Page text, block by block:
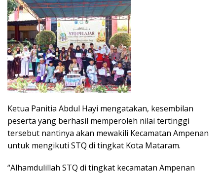
Ketua Panitia Abdul Hayi mengatakan, kesembilan
peserta yang berhasil memperoleh nilai tertinggi
tersebut nantinya akan mewakili Kecamatan Ampenan
untuk mengikuti STQ di tingkat Kota Mataram.
“Alhamdulillah STQ di tingkat kecamatan Ampenan